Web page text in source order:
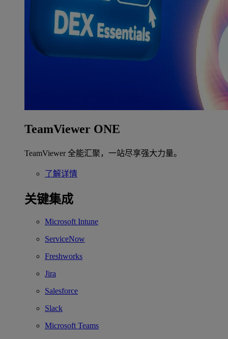
TeamViewer ONE
TeamViewer 全能汇聚，一站尽享强大力量。
了解详情
关键集成
Microsoft Intune
ServiceNow
Freshworks
Jira
Salesforce
Slack
Microsoft Teams